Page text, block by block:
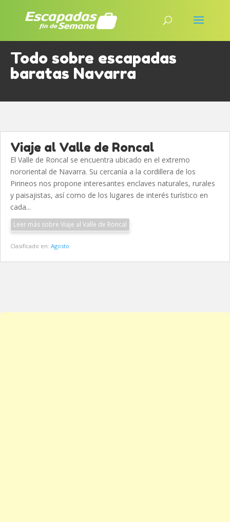
Todo sobre escapadas
baratas Navarra
Viaje al Valle de Roncal
El Valle de Roncal se encuentra ubicado en el extremo
nororiental de Navarra. Su cercanía a la cordillera de los
Pirineos nos propone interesantes enclaves naturales, rurales
y paisajistas, así como de los lugares de interés turístico en
cada...
Leer más sobre Viaje al Valle de Roncal
Clasificado en: Agosto